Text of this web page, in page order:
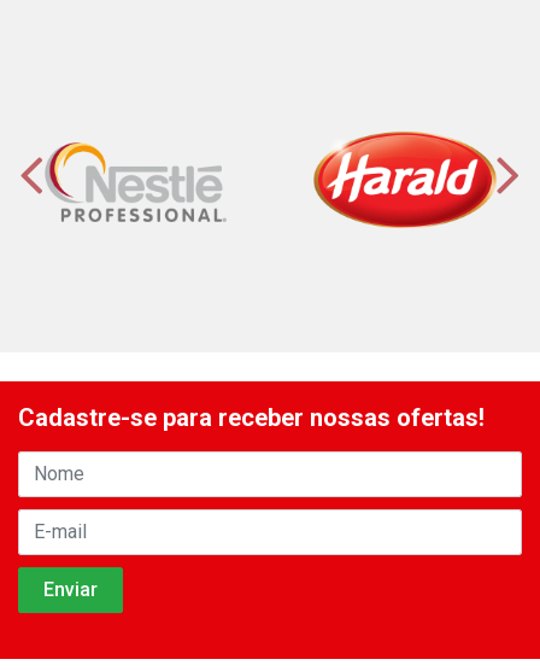
Cadastre-se para receber nossas ofertas!